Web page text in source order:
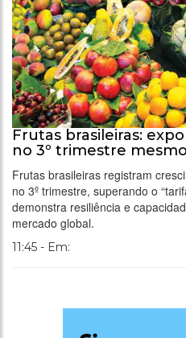
Frutas brasileiras:
no 3º trimestre
Frutas brasileiras registram
no 3º trimestre, superando o
demonstra resiliência e
mercado global.
11:45 - Em: